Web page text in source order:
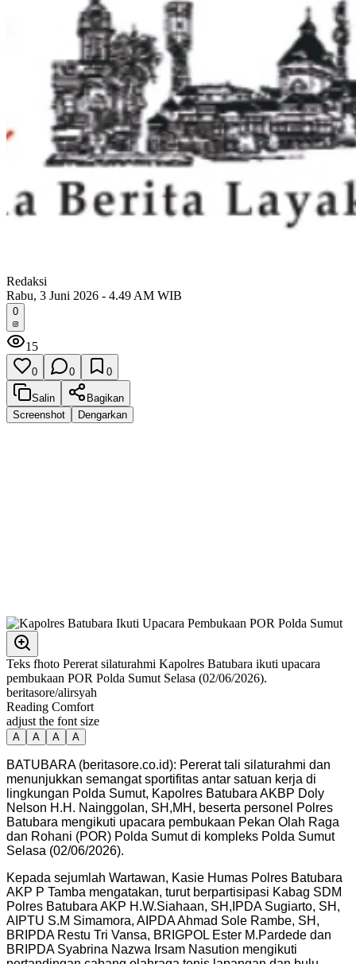
Redaksi
Rabu, 3 Juni 2026 - 4.49 AM WIB
0
15
0 0 0
Salin
Bagikan
Screenshot
Dengarkan
Teks fhoto Pererat silaturahmi Kapolres Batubara ikuti upacara
pembukaan POR Polda Sumut Selasa (02/06/2026).
beritasore/alirsyah
Reading Comfort
adjust the font size
A A A A
BATUBARA (beritasore.co.id): Pererat tali silaturahmi dan
menunjukkan semangat sportifitas antar satuan kerja di
lingkungan Polda Sumut, Kapolres Batubara AKBP Doly
Nelson H.H. Nainggolan, SH,MH, beserta personel Polres
Batubara mengikuti upacara pembukaan Pekan Olah Raga
dan Rohani (POR) Polda Sumut di kompleks Polda Sumut
Selasa (02/06/2026).
Kepada sejumlah Wartawan, Kasie Humas Polres Batubara
AKP P Tamba mengatakan, turut berpartisipasi Kabag SDM
Polres Batubara AKP H.W.Siahaan, SH,IPDA Sugiarto, SH,
AIPTU S.M Simamora, AIPDA Ahmad Sole Rambe, SH,
BRIPDA Restu Tri Vansa, BRIGPOL Ester M.Pardede dan
BRIPDA Syabrina Nazwa Irsam Nasution mengikuti